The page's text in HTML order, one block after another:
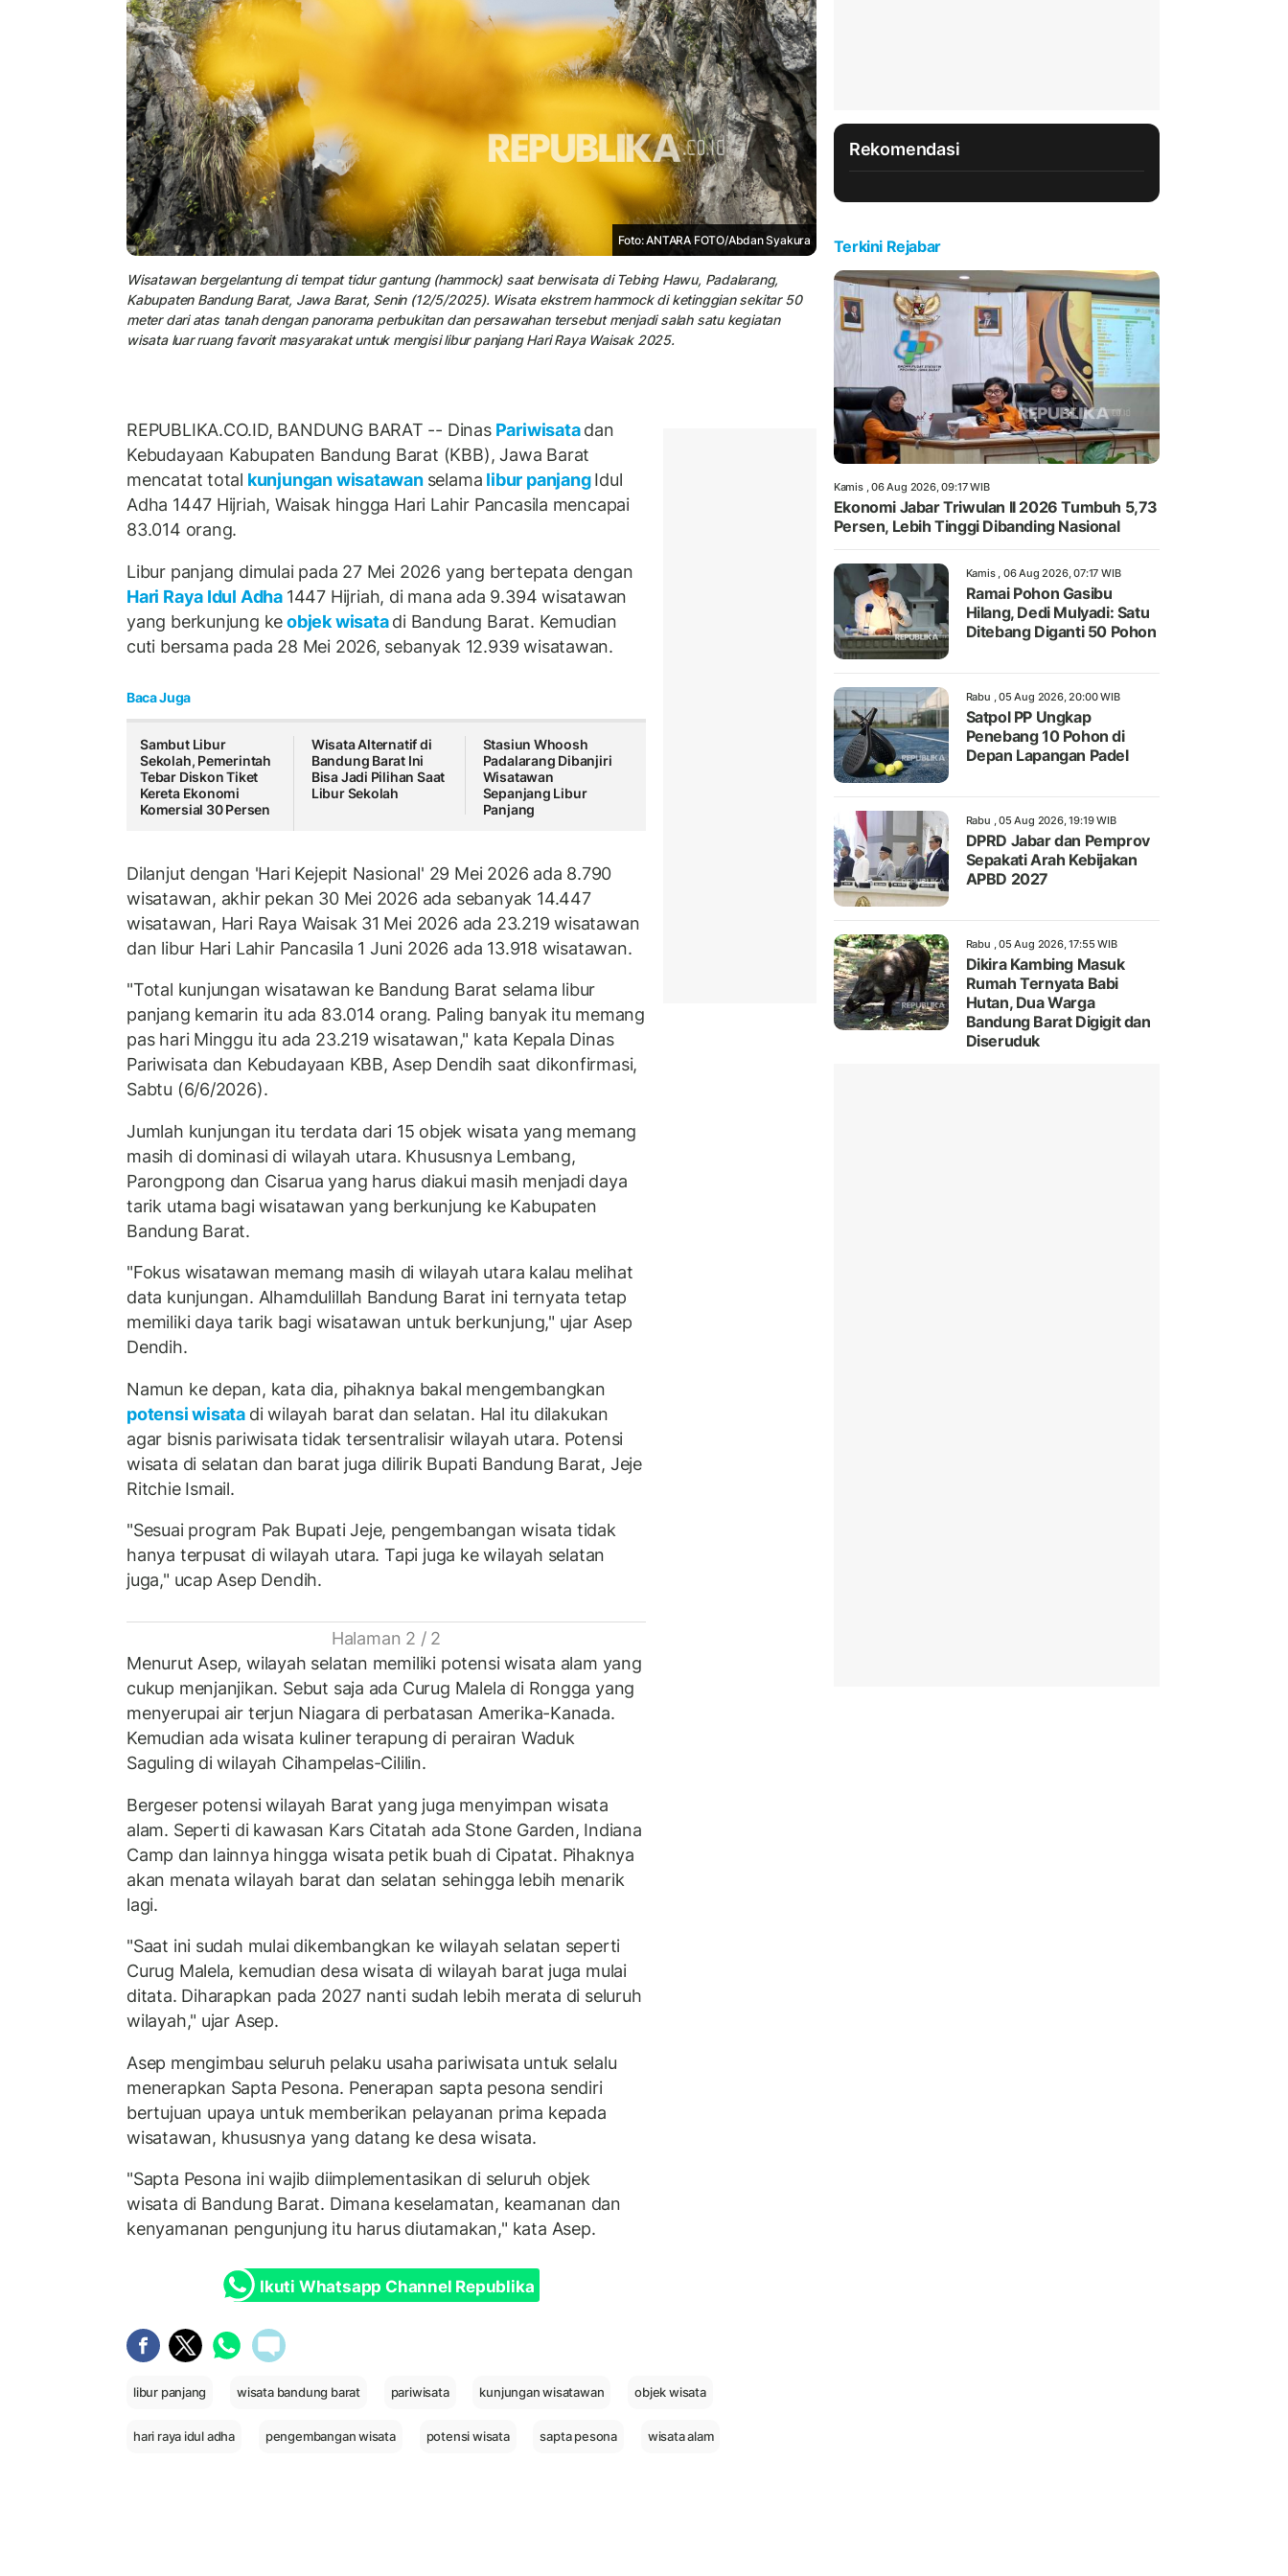
Foto: ANTARA FOTO/Abdan Syakura
Wisatawan bergelantung di tempat tidur gantung (hammock) saat berwisata di Tebing Hawu, Padalarang,
Kabupaten Bandung Barat, Jawa Barat, Senin (12/5/2025). Wisata ekstrem hammock di ketinggian sekitar 50
meter dari atas tanah dengan panorama perbukitan dan persawahan tersebut menjadi salah satu kegiatan
wisata luar ruang favorit masyarakat untuk mengisi libur panjang Hari Raya Waisak 2025.
REPUBLIKA.CO.ID, BANDUNG BARAT -- DinasPariwisatadan
Kebudayaan Kabupaten Bandung Barat (KBB), Jawa Barat
mencatat total kunjungan wisatawan selama libur panjangIdul
Adha 1447 Hijriah, Waisak hingga Hari Lahir Pancasila mencapai
83.014 orang.
Libur panjang dimulai pada 27 Mei 2026 yang bertepata dengan
Hari Raya Idul Adha 1447 Hijriah, di mana ada 9.394 wisatawan
yang berkunjung keobjek wisatadi Bandung Barat. Kemudian
cuti bersama pada 28 Mei 2026, sebanyak 12.939 wisatawan.
Baca Juga
Sambut Libur
Sekolah, Pemerintah
Tebar Diskon Tiket
Kereta Ekonomi
Komersial 30 Persen
Wisata Alternatif di
Bandung Barat Ini
Bisa Jadi Pilihan Saat
Libur Sekolah
Stasiun Whoosh
Padalarang Dibanjiri
Wisatawan
Sepanjang Libur
Panjang
Dilanjut dengan 'Hari Kejepit Nasional' 29 Mei 2026 ada 8.790
wisatawan, akhir pekan 30 Mei 2026 ada sebanyak 14.447
wisatawan, Hari Raya Waisak 31 Mei 2026 ada 23.219 wisatawan
dan libur Hari Lahir Pancasila 1 Juni 2026 ada 13.918 wisatawan.
"Total kunjungan wisatawan ke Bandung Barat selama libur
panjang kemarin itu ada 83.014 orang. Paling banyak itu memang
pas hari Minggu itu ada 23.219 wisatawan," kata Kepala Dinas
Pariwisata dan Kebudayaan KBB, Asep Dendih saat dikonfirmasi,
Sabtu (6/6/2026).
Jumlah kunjungan itu terdata dari 15 objek wisata yang memang
masih di dominasi di wilayah utara. Khususnya Lembang,
Parongpong dan Cisarua yang harus diakui masih menjadi daya
tarik utama bagi wisatawan yang berkunjung ke Kabupaten
Bandung Barat.
"Fokus wisatawan memang masih di wilayah utara kalau melihat
data kunjungan. Alhamdulillah Bandung Barat ini ternyata tetap
memiliki daya tarik bagi wisatawan untuk berkunjung," ujar Asep
Dendih.
Namun ke depan, kata dia, pihaknya bakal mengembangkan
potensi wisata di wilayah barat dan selatan. Hal itu dilakukan
agar bisnis pariwisata tidak tersentralisir wilayah utara. Potensi
wisata di selatan dan barat juga dilirik Bupati Bandung Barat, Jeje
Ritchie Ismail.
"Sesuai program Pak Bupati Jeje, pengembangan wisata tidak
hanya terpusat di wilayah utara. Tapi juga ke wilayah selatan
juga," ucap Asep Dendih.
Halaman 2 / 2
Menurut Asep, wilayah selatan memiliki potensi wisata alam yang
cukup menjanjikan. Sebut saja ada Curug Malela di Rongga yang
menyerupai air terjun Niagara di perbatasan Amerika-Kanada.
Kemudian ada wisata kuliner terapung di perairan Waduk
Saguling di wilayah Cihampelas-Cililin.
Bergeser potensi wilayah Barat yang juga menyimpan wisata
alam. Seperti di kawasan Kars Citatah ada Stone Garden, Indiana
Camp dan lainnya hingga wisata petik buah di Cipatat. Pihaknya
akan menata wilayah barat dan selatan sehingga lebih menarik
lagi.
"Saat ini sudah mulai dikembangkan ke wilayah selatan seperti
Curug Malela, kemudian desa wisata di wilayah barat juga mulai
ditata. Diharapkan pada 2027 nanti sudah lebih merata di seluruh
wilayah," ujar Asep.
Asep mengimbau seluruh pelaku usaha pariwisata untuk selalu
menerapkan Sapta Pesona. Penerapan sapta pesona sendiri
bertujuan upaya untuk memberikan pelayanan prima kepada
wisatawan, khususnya yang datang ke desa wisata.
"Sapta Pesona ini wajib diimplementasikan di seluruh objek
wisata di Bandung Barat. Dimana keselamatan, keamanan dan
kenyamanan pengunjung itu harus diutamakan," kata Asep.
Ikuti Whatsapp Channel Republika
libur panjang wisata bandung barat pariwisata kunjungan wisatawan objek wisata
hari raya idul adha pengembangan wisata potensi wisata sapta pesona wisata alam
Rekomendasi
Terkini Rejabar
Kamis , 06 Aug 2026, 09:17 WIB
Ekonomi Jabar Triwulan II 2026 Tumbuh 5,73
Persen, Lebih Tinggi Dibanding Nasional
Kamis , 06 Aug 2026, 07:17 WIB
Ramai Pohon Gasibu
Hilang, Dedi Mulyadi: Satu
Ditebang Diganti 50 Pohon
Rabu , 05 Aug 2026, 20:00 WIB
Satpol PP Ungkap
Penebang 10 Pohon di
Depan Lapangan Padel
Rabu , 05 Aug 2026, 19:19 WIB
DPRD Jabar dan Pemprov
Sepakati Arah Kebijakan
APBD 2027
Rabu , 05 Aug 2026, 17:55 WIB
Dikira Kambing Masuk
Rumah Ternyata Babi
Hutan, Dua Warga
Bandung Barat Digigit dan
Diseruduk